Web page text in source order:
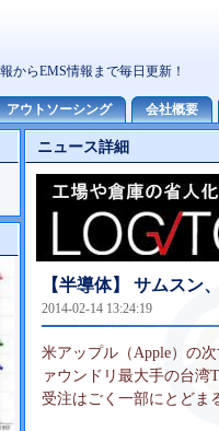
ニュース詳細
【半導体】 サムス
2014-02-14 13:24:19
米アップル（Apple）の
ァウンドリ最大手の台湾
受注はごく一部にとどま